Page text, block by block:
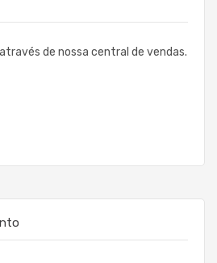
de nossa central de vendas.